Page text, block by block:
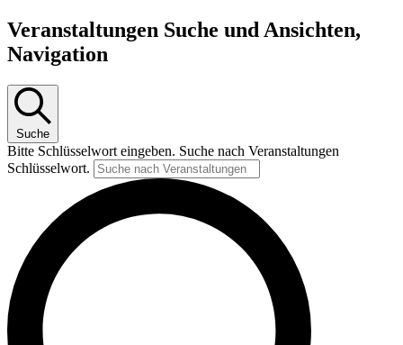
Veranstaltungen Suche und Ansichten,
Navigation
Suche
Bitte Schlüsselwort eingeben. Suche nach Veranstaltungen
Schlüsselwort.